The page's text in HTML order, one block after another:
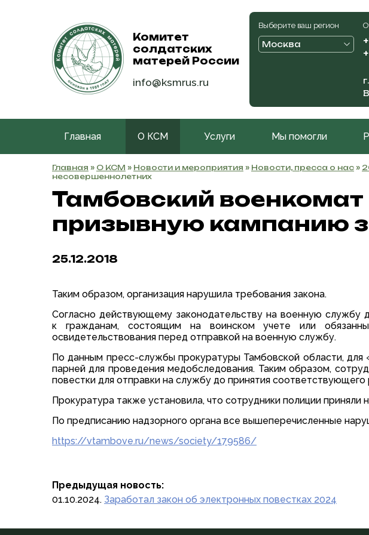
Комитет
солдатских
матерей России
info@ksmrus.ru
Выберите ваш регион
Москва
Главная О КСМ Услуги Мы помогли
Главная » О КСМ » Новости и мероприятия » Новости, пресса о нас »
несовершеннолетних
Тамбовский военкомат
призывную кампанию
25.12.2018
Таким образом, организация нарушила требования закона.
Согласно действующему законодательству на военную
к гражданам, состоящим на воинском учете или
освидетельствования перед отправкой на военную службу.
По данным пресс-службы прокуратуры Тамбовской области,
парней для проведения медобследования. Таким образом,
повестки для отправки на службу до принятия соответствующего
Прокуратура также установила, что сотрудники полиции
По предписанию надзорного органа все вышеперечисленные
https://vtambove.ru/news/society/179586/
Предыдущая новость:
01.10.2024. Заработал закон об электронных повестках 2024